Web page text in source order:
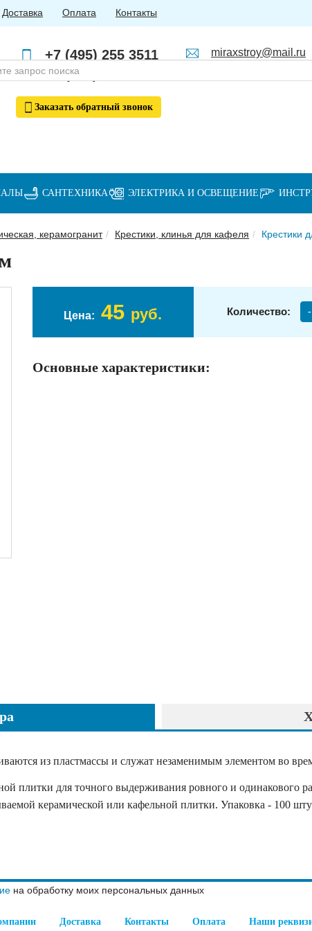
САНТЕХНИКА ЭЛЕКТРИКА И ОСВЕЩЕНИЕ
Доставка Оплата Контакты
+7 (495) 255 3511
+7 (985) 762 4123
Заказать обратный звонок
miraxstroy@mail.ru
керамогранит Крестики, клинья для кафеля Крестики
Цена: 45 руб. Количество: -
Основные характеристики:
из пластмассы и служат незаменимым элементом во
плитки для точного выдерживания ровного и одинакового
керамической или кафельной плитки. Упаковка - 100
Доставка Контакты Оплата Наши
на обработку моих персональных данных